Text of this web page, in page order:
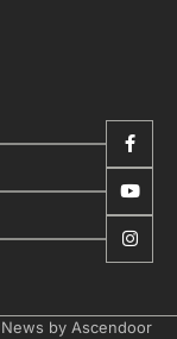
by Ascendoor